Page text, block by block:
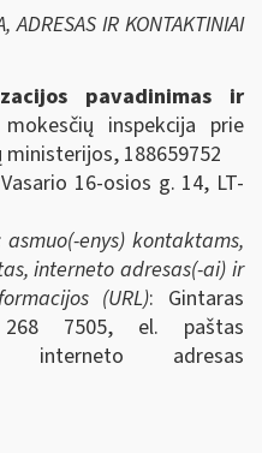
ADRESAS IR KONTAKTINIAI
pavadinimas ir
inspekcija prie
188659752
16-osios g. 14, LT-
enys) kontaktams,
interneto adresas(-ai) ir
(URL): Gintaras
7505, el. paštas
adresas